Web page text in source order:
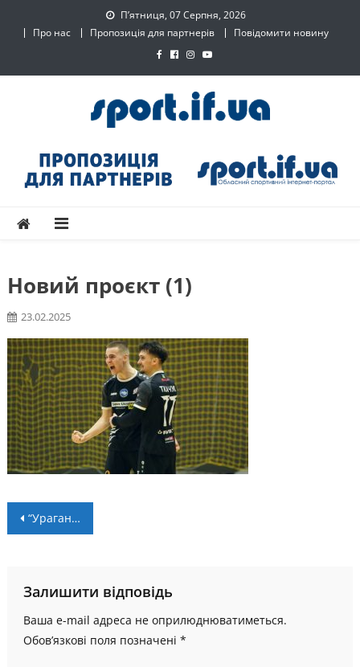
П’ятниця, 07 Серпня, 2026
Про нас
Пропозиція для партнерів Повідомити новину
SPORT.IF.UA – Обласний
спортивний інтернет-
Новий проєкт (1)
23.02.2025
Навігація
“Ураган” переграв у гостях “Sky Up”
Залишити відповідь
Ваша e-mail адреса не оприлюднюватиметься.
Обов’язкові поля позначені *